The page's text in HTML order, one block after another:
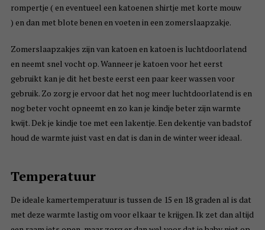
rompertje ( en eventueel een katoenen shirtje met korte mouw
) en dan met blote benen en voeten in een zomerslaapzakje.
Zomerslaapzakjes zijn van katoen en katoen is luchtdoorlatend
en neemt snel vocht op. Wanneer je katoen voor het eerst
gebruikt kan je dit het beste eerst een paar keer wassen voor
gebruik. Zo zorg je ervoor dat het nog meer luchtdoorlatend is en
nog beter vocht opneemt en zo kan je kindje beter zijn warmte
kwijt. Dek je kindje toe met een lakentje. Een dekentje van badstof
houd de warmte juist vast en dat is dan in de winter weer ideaal.
Temperatuur
De ideale kamertemperatuur is tussen de 15 en 18 graden al is dat
met deze warmte lastig om voor elkaar te krijgen. Ik zet dan altijd